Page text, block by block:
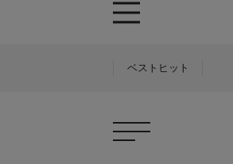
ベストヒット